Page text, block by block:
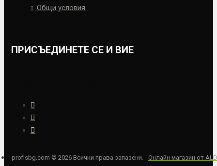
Общи условия
ПРИСЪЕДИНЕТЕ СЕ И ВИЕ
profisbg.com © 2026 Всички права запазени. Онлайн магазин от